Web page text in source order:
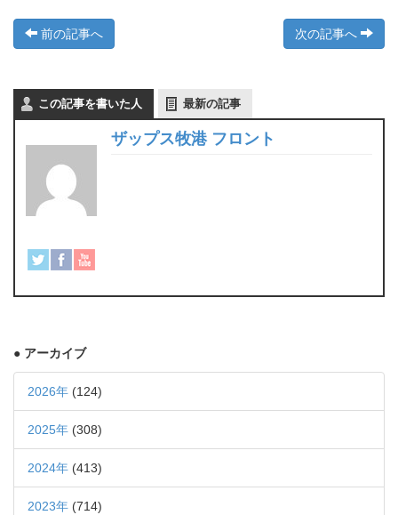
前の記事へ 次の記事へ
この記事を書いた人 最新の記事
ザップス牧港 フロント
● アーカイブ
2026年 (124)
2025年 (308)
2024年 (413)
2023年 (714)